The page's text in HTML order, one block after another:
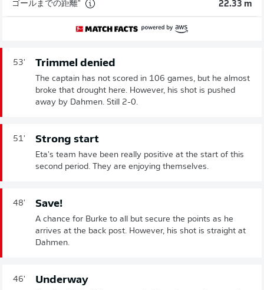
ゴールまでの距離" 22.33 m
53' Trimmel denied
The captain has not scored in 106 games, but he almost
broke that drought here. However, his shot is pushed
away by Dahmen. Still 2-0.
51' Strong start
Eta's team have been really positive at the start of this
second period. They are enjoying themselves.
48' Save!
A chance for Burke to all but secure the points as he
arrives at the back post. However, his shot is straight at
Dahmen.
46' Underway